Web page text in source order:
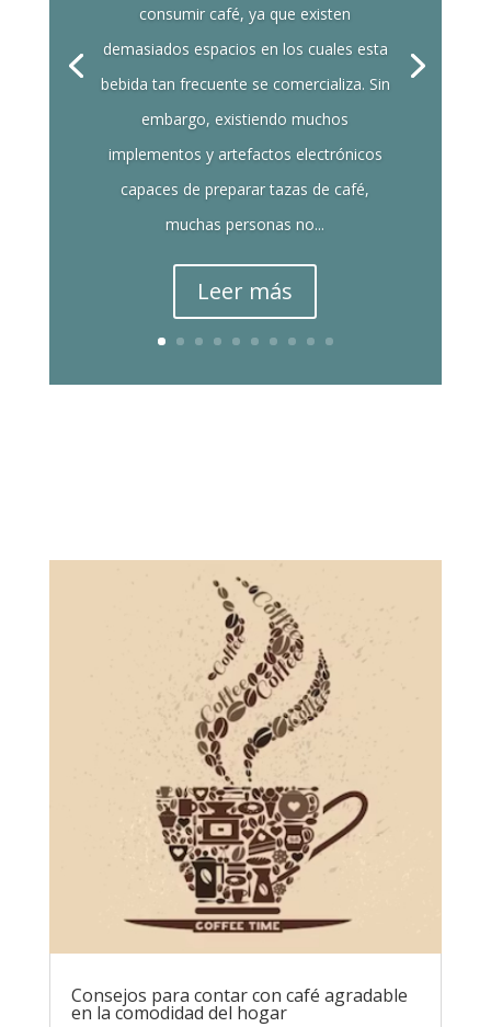
consumir café, ya que existen
demasiados espacios en los cuales esta
bebida tan frecuente se comercializa. Sin
embargo, existiendo muchos
implementos y artefactos electrónicos
capaces de preparar tazas de café,
muchas personas no...
Leer más
Consejos para contar con café agradable
en la comodidad del hogar